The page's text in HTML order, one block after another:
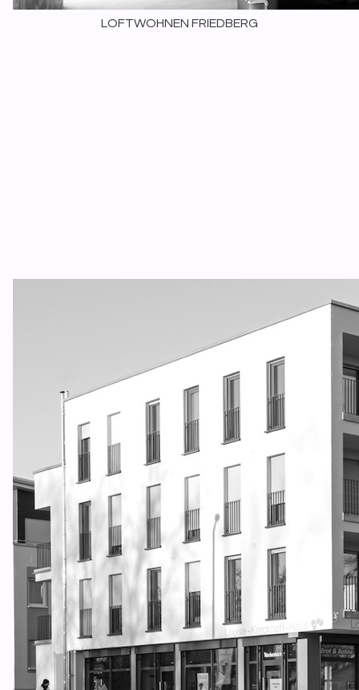
LOFTWOHNEN FRIEDBERG